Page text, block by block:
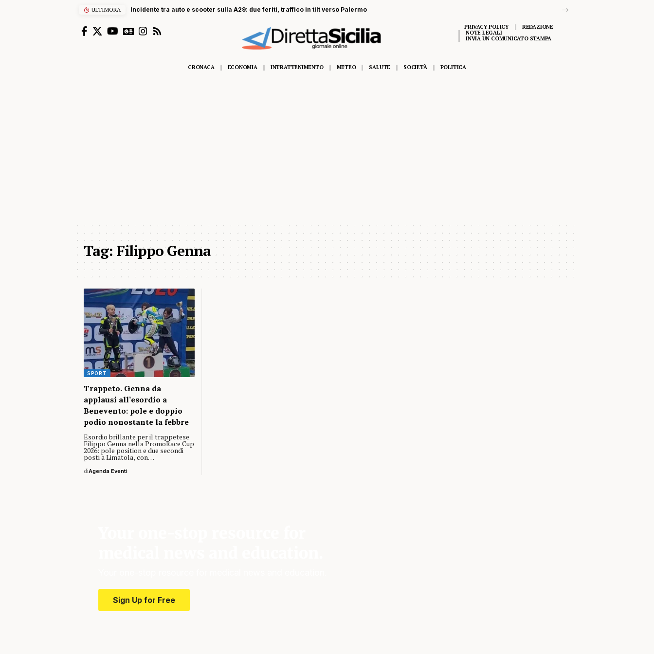
ULTIMORA Incidente tra auto e scooter sulla A29: due feriti, traffico in tilt verso Palermo
PRIVACY POLICY
REDAZIONE
NOTE LEGALI
INVIA UN COMUNICATO STAMPA
CRONACA ECONOMIA INTRATTENIMENTO METEO SALUTE SOCIETÀ POLITICA
Tag:Filippo Genna
SPORT
Trappeto. Genna da
applausi all’esordio a
Benevento: pole e doppio
podio nonostante la febbre
Esordio brillante per il trappetese
Filippo Genna nella PromoRace Cup
2026: pole position e due secondi
posti a Limatola, con…
diAgenda Eventi
Sign Up for Free